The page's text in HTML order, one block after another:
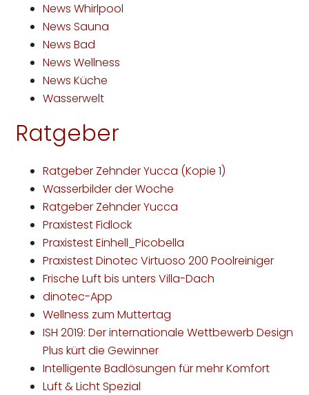
News Whirlpool
News Sauna
News Bad
News Wellness
News Küche
Wasserwelt
Ratgeber
Ratgeber Zehnder Yucca (Kopie 1)
Wasserbilder der Woche
Ratgeber Zehnder Yucca
Praxistest Fidlock
Praxistest Einhell_Picobella
Praxistest Dinotec Virtuoso 200 Poolreiniger
Frische Luft bis unters Villa-Dach
dinotec-App
Wellness zum Muttertag
ISH 2019: Der internationale Wettbewerb Design
Plus kürt die Gewinner
Intelligente Badlösungen für mehr Komfort
Luft & Licht Spezial